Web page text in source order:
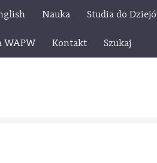
Nauka Studia do
WAPW Kontakt Szukaj